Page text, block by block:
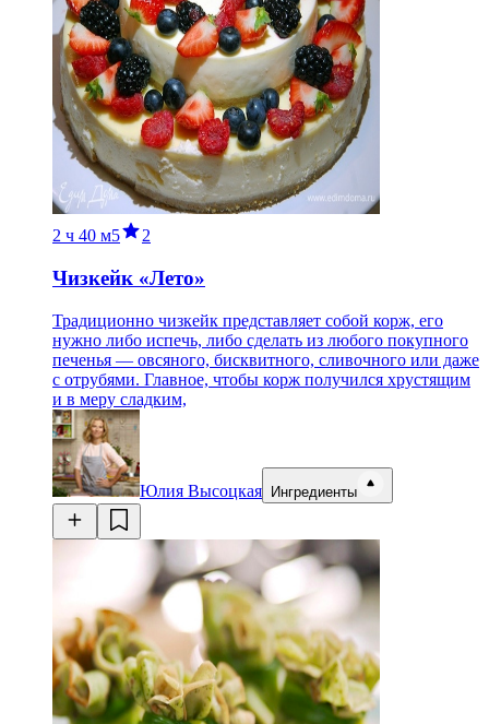
2 ч 40 м5 2
Чизкейк «Лето»
Традиционно чизкейк представляет собой корж, его
нужно либо испечь, либо сделать из любого покупного
печенья — овсяного, бисквитного, сливочного или даже
с отрубями. Главное, чтобы корж получился хрустящим
и в меру сладким,
Юлия Высоцкая Ингредиенты